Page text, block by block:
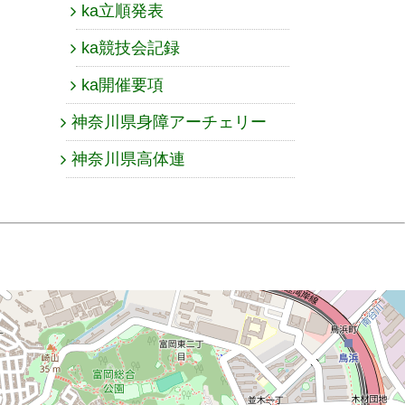
ka立順発表
ka競技会記録
ka開催要項
神奈川県身障アーチェリー
神奈川県高体連